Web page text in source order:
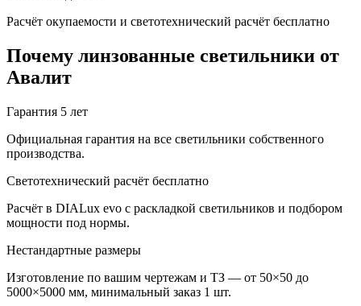
Расчёт окупаемости и светотехнический расчёт бесплатно
Почему линзованные светильники от
Авалит
Гарантия 5 лет
Официальная гарантия на все светильники собственного
производства.
Светотехнический расчёт бесплатно
Расчёт в DIALux evo с раскладкой светильников и подбором
мощности под нормы.
Нестандартные размеры
Изготовление по вашим чертежам и ТЗ — от 50×50 до
5000×5000 мм, минимальный заказ 1 шт.